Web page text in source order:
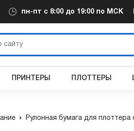
пн-пт с 8:00 до 19:00 по МСК
ПРИНТЕРЫ ПЛОТТЕРЫ
Рулонная бумага для плоттера